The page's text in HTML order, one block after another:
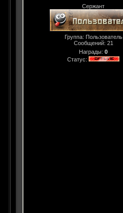
Сержант
Группа: Пользователь
Сообщений: 21
Награды: 0
Статус: